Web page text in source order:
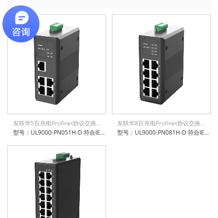
友联华5百兆电Profinet协议交换机
型号：UL9000-PN051H-D 符合IEEE802.3、802.3u、802.3x标准； 支持5个10/100M自适应电口； 支持QoS自动优先级功能； 能够自动识别并支持9k巨型帧； 提供PROFINET PTCP滤波器； 一键拨码抑制广播风暴； 防雷防静电：6KV防浪涌保护，接触放电8KV，空气放电15KV 电源输入异常告警输出 公安部/工信部检测、电信进网许可，CE/FCC/RoHS/LVD等认证 ISO9001/ISO14001/ISO45001认证企业 IP-40防护等级，防尘防潮无忧
友联华8百兆电Profinet协议交换机
型号：UL9000-PN081H-D 符合IEEE802.3、802.3u、802.3x标准； 支持8个10/100M自适应电口； 支持QoS自动优先级功能； 能够自动识别并支持9k巨型帧； 提供PROFINET PTCP滤波器； 一键拨码抑制广播风暴； 防雷防静电：6KV防浪涌保护，接触放电8KV，空气放电15KV 电源输入异常告警输出 公安部/工信部检测、电信进网许可，CE/FCC/RoHS/LVD等认证 ISO9001/ISO14001/ISO45001认证企业 IP-40防护等级，防尘防潮无忧